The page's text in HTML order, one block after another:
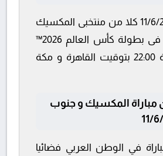
يلتقى اليوم 11/6/2026 كلا من منتخبى المكسيك
و جنوب أفريقيا فى بطولة كأس العالم 2026™
فى تمام الساعة 22:00 بتوقيت القاهرة و مكة
المكسيك و جنوب
في الوطن العربي فضائيا